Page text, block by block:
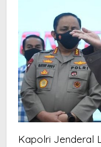
Kapolri Jenderal